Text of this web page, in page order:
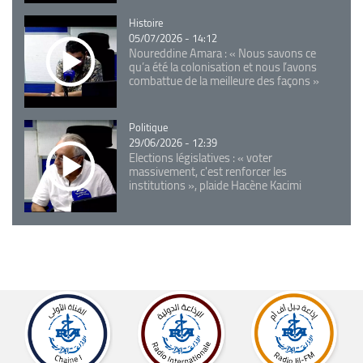
Catégorie
Histoire
05/07/2026 - 14:12
Noureddine Amara : « Nous savons ce
qu’a été la colonisation et nous l’avons
combattue de la meilleure des façons »
Catégorie
Politique
29/06/2026 - 12:39
Elections législatives : « voter
massivement, c'est renforcer les
institutions », plaide Hacène Kacimi